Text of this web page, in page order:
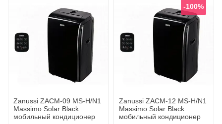
Zanussi ZACM-09 MS-H/N1
Massimo Solar Black
мобильный кондиционер
-100%
Zanussi ZACM-12 MS-H/N1
Massimo Solar Black
мобильный кондиционер